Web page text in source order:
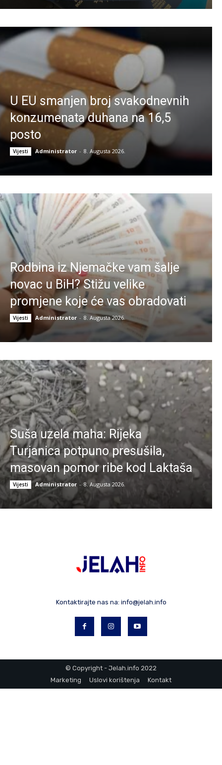
U EU smanjen broj svakodnevnih
konzumenata duhana na 16,5
posto
Vijesti Administrator - 8. Augusta 2026.
Rodbina iz Njemačke vam šalje
novac u BiH? Stižu velike
promjene koje će vas obradovati
Vijesti Administrator - 8. Augusta 2026.
Suša uzela maha: Rijeka
Turjanica potpuno presušila,
masovan pomor ribe kod Laktaša
Vijesti Administrator - 8. Augusta 2026.
Kontaktirajte nas na: info@jelah.info
© Copyright - Jelah.info 2022
Marketing
Uslovi korištenja Kontakt